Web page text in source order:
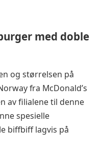
med doble
og størrelsen på
fra McDonald’s
av filialene til denne
spesielle
biffbiff lagvis på